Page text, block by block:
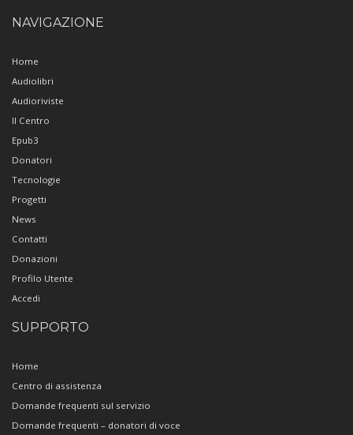
NAVIGAZIONE
Home
Audiolibri
Audioriviste
Il Centro
Epub3
Donatori
Tecnologie
Progetti
News
Contatti
Donazioni
Profilo Utente
Accedi
SUPPORTO
Home
Centro di assistenza
Domande frequenti sul servizio
Domande frequenti – donatori di voce